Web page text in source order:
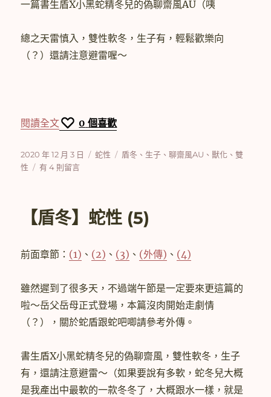
一篇書生盾X小黑蛇精冬兒的偽聊齋風AU（咦
總之天雷慎入，雙性軟冬，生子有，輕鬆歡樂向
（？）還請注意避雷喔～
閱讀全文〈【盾冬】蛇性 (6)〉
0 個喜歡
發
佈
2020 年 12 月 3 日
分
蛇性
標
盾冬 、 生子 、聊齋風AU 、獸化 、雙
性
在
性
有 4 則留言
【盾冬】蛇性 (5)
前面章節： (1) 、 (2) 、 (3) 、 (外傳) 、 (4)
雖然遲到了很多天，不過端午節是一定要來更這篇的
啦～岳父岳母正式登場，本篇沒肉開始走劇情
（？），關於蛇盾跟蛇吧唧請參考外傳。
書生盾X小黑蛇精冬兒的偽聊齋風，雙性軟冬，生子
有，還請注意避雷～（如果要說有多軟，蛇冬兒大概
是我產出中最軟的一款冬冬了，大概跟水一樣，就是